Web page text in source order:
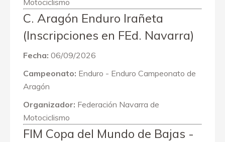
Motociclismo
C. Aragón Enduro Irañeta
(Inscripciones en FEd. Navarra)
Fecha: 06/09/2026
Campeonato: Enduro - Enduro Campeonato de
Aragón
Organizador: Federación Navarra de
Motociclismo
FIM Copa del Mundo de Bajas -